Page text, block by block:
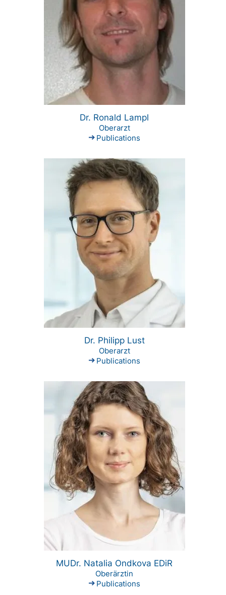
Dr. Ronald Lampl
Oberarzt
Publications
Dr. Philipp Lust
Oberarzt
Publications
MUDr. Natalia Ondkova EDiR
Oberärztin
Publications